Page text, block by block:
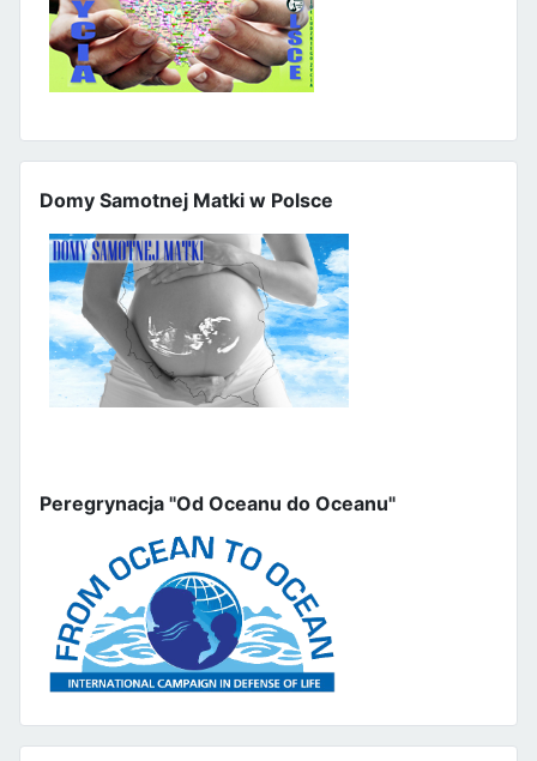
Domy Samotnej Matki w Polsce
Peregrynacja "Od Oceanu do Oceanu"